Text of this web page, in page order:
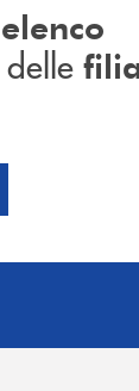
elenco
delle